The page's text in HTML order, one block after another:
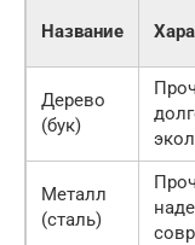
Название
Дерево
(бук)
Металл
(сталь)